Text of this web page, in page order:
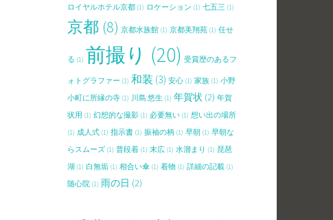
ロイヤルホテル京都 (1) ロケーション (1) 七五三 (1)
京都 (8) 京都水族館 (1) 京都美翔苑 (1) 任せ
る (1) 前撮り (20) 受賞歴のあるフ
ォトグラファー (1) 和装 (3) 安心 (1) 家族 (1) 小野
小町に所縁の寺 (1) 川島 悠生 (1) 年賀状 (2) 年賀
状用 (1) 幻想的な撮影 (1) 必要無い (1) 想い出の場所
(1) 成人式 (1) 指示書 (1) 振袖の柄 (1) 早朝 (1) 早朝な
らスムーズ (1) 普段着 (1) 末広 (1) 水溜まり (1) 琵琶
湖 (1) 白無垢 (1) 相合い傘 (1) 着物 (1) 詳細の記載 (1)
随心院 (1) 雨の日 (2)